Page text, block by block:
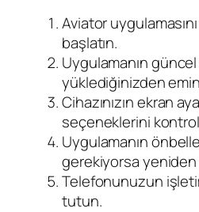
Aviator
başlatın.
Uygulamanın
yüklediğinizden
Cihazınızın ekran
seçeneklerini
Uygulamanın
gerekiyorsa
Telefonunuzun
tutun.